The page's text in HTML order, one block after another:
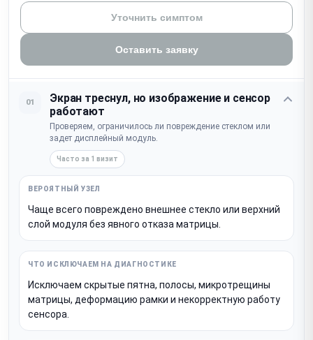
Уточнить симптом
Оставить заявку
01
Экран треснул, но изображение и сенсор
работают
Проверяем, ограничилось ли повреждение стеклом или
задет дисплейный модуль.
Часто за 1 визит
Чаще всего повреждено внешнее стекло или верхний
слой модуля без явного отказа матрицы.
Исключаем скрытые пятна, полосы, микротрещины
матрицы, деформацию рамки и некорректную работу
сенсора.